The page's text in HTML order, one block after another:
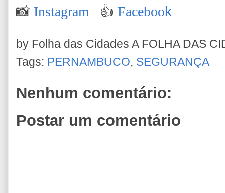
📸 Instagram 👍 Facebook
by Folha das Cidades A FOLHA DAS
Tags: PERNAMBUCO, SEGURANÇA
Nenhum comentário:
Postar um comentário